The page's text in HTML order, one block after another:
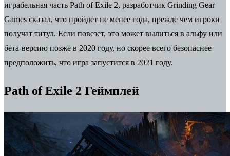
играбельная часть Path of Exile 2, разработчик Grinding Gear
Games сказал, что пройдет не менее года, прежде чем игроки
получат титул. Если повезет, это может вылиться в альфу или
бета-версию позже в 2020 году, но скорее всего безопаснее
предположить, что игра запустится в 2021 году.
Path of Exile 2 Геймплей